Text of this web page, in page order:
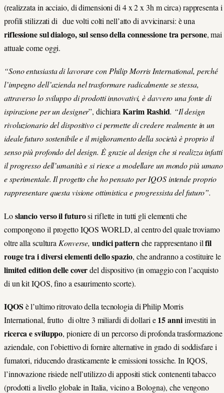
(realizzata in acciaio, di dimensioni di 4 x 2 x 3h m circa) rappresenta i
profili stilizzati di due volti colti nell’atto di avvicinarsi: è una
riflessione sul dialogo, sul senso della connessione tra persone, mai
attuale come oggi.
“Sono entusiasta di lavorare con Philip Morris International, perché
l’impegno dell’azienda nel trasformare radicalmente se stessa,
attraverso lo sviluppo di prodotti innovativi, è davvero una fonte di
ispirazione per un designer”, dichiaraKarim Rashid. “Il design
rivoluzionario del dispositivo ci permette di credere realmente in un
ideale futuro sostenibile e il miglioramento della società è proprio il
senso più profondo del design. È grazie al design che si realizza infatti
il progresso dell’umanità e si riesce a modellare un mondo più umano
e sperimentale. Il progetto che ho pensato per IQOS intende proprio
rappresentare questa visione ottimistica e progressista del futuro”.
Loslancio verso il futurosi riflette in tutti gli elementi che
compongono il progetto IQOS WORLD, al centro del quale troviamo
oltre alla scultura Konverse,undici pattern che rappresentano ilfil
rouge tra i diversi elementi dello spazio, che andranno a costituire le
limited edition delle coverdel dispositivo (in omaggio con l’acquisto
di un kit IQOS, fino a esaurimento scorte).
IQOS è l’ultimo ritrovato della tecnologia di Philip Morris
International, frutto di oltre 3 miliardi di dollari e15 anniinvestiti in
ricerca e sviluppo, pioniere di un percorso di profonda trasformazione
aziendale, con l’obiettivo di fornire alternative in grado di soddisfare i
fumatori, riducendo drasticamente le emissioni tossiche. In IQOS,
l’innovazione risiede nell’utilizzo di appositi stick contenenti tabacco
(prodotti a livello globale in Italia, vicino a Bologna), che vengono